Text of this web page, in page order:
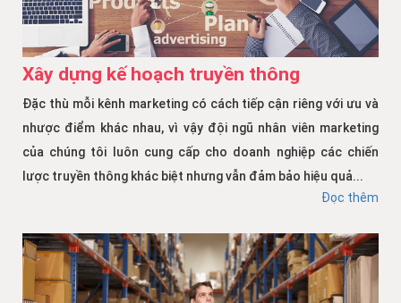
Xây dựng kế hoạch truyền thông
Đặc thù mỗi kênh marketing có cách tiếp cận riêng với ưu và
nhược điểm khác nhau, vì vậy đội ngũ nhân viên marketing
của chúng tôi luôn cung cấp cho doanh nghiệp các chiến
lược truyền thông khác biệt nhưng vẫn đảm bảo hiệu quả...
Đọc thêm